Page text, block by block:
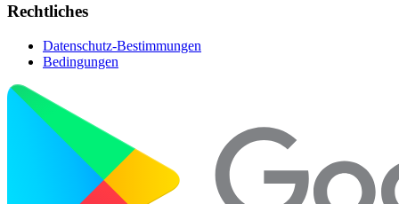
Rechtliches
Datenschutz-Bestimmungen
Bedingungen